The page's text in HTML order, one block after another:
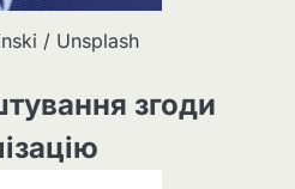
/ Unsplash
згоди